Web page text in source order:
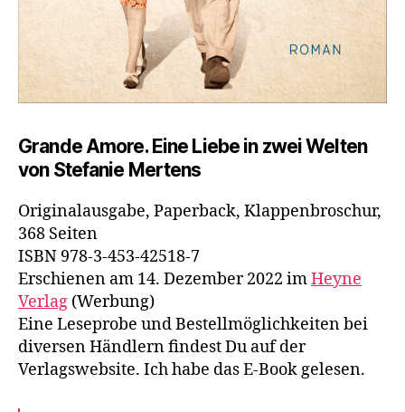
Grande Amore. Eine Liebe in zwei Welten
von Stefanie Mertens
Originalausgabe, Paperback, Klappenbroschur,
368 Seiten
ISBN 978-3-453-42518-7
Erschienen am 14. Dezember 2022 imHeyne
Verlag (Werbung)
Eine Leseprobe und Bestellmöglichkeiten bei
diversen Händlern findest Du auf der
Verlagswebsite. Ich habe das E-Book gelesen.